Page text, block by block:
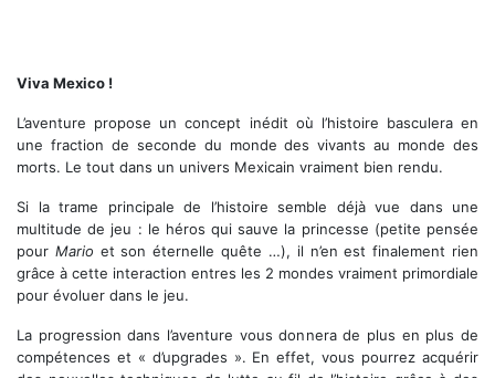
Viva Mexico !
L’aventure propose un concept inédit où l’histoire basculera en
une fraction de seconde du monde des vivants au monde des
morts. Le tout dans un univers Mexicain vraiment bien rendu.
Si la trame principale de l’histoire semble déjà vue dans une
multitude de jeu : le héros qui sauve la princesse (petite pensée
pour Mario et son éternelle quête …), il n’en est finalement rien
grâce à cette interaction entres les 2 mondes vraiment primordiale
pour évoluer dans le jeu.
La progression dans l’aventure vous donnera de plus en plus de
compétences et « d’upgrades ». En effet, vous pourrez acquérir